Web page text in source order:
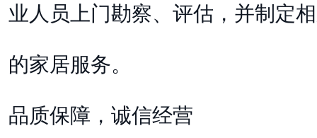
业人员上门勘察、评估，并制定
的家居服务。
品质保障，诚信经营